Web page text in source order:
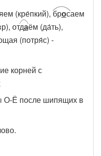
(кре́пкий), бросаем
отдаём (да́ть),
(потря́с) -
корней с
О-Ё после шипящих в